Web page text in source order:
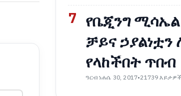
7 የቤጂንግ
ቻይና ኃያልነቷን
የላከችበት ጥበብ
ዓርብ ነሐሴ 30, 2017•21739 እይታዎች